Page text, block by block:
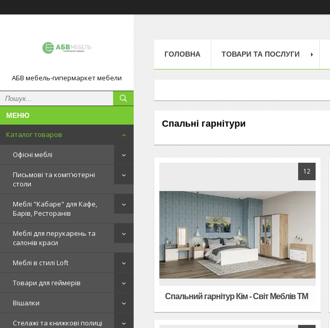
АБВ мебель-гипермаркет мебели
Каталог товаров
Офісні меблі
Письмові та комп'ютерні
столи
Меблі "Кабаре" для Кафе,
Барів, Ресторанів
Меблі для перукарень та
салонів краси
Меблі в стилі Loft
Товари для геймерів
Вішалки
Стелажі та книжкові полиці
ГОЛОВНА ТОВАРИ ТА ПОСЛУГИ
Спальні гарнітури
12
Спальний гарнітур Кім - Світ Меблів TM